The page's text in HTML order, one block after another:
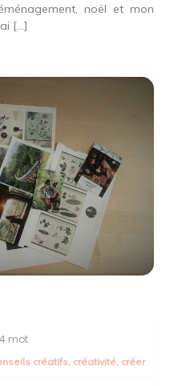
noël et mon
[…]
mot
créatifs, créativité, créer